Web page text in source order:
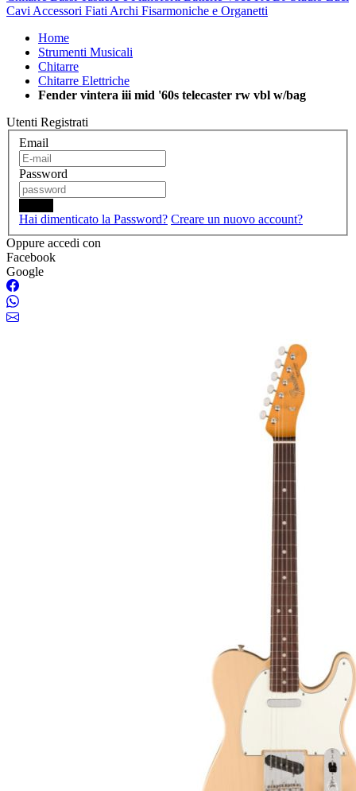
Cavi Accessori Fiati Archi Fisarmoniche e Organetti
Home
Strumenti Musicali
Chitarre
Chitarre Elettriche
Fender vintera iii mid '60s telecaster rw vbl w/bag
Utenti Registrati
Email
Password
Hai dimenticato la Password? Creare un nuovo account?
Oppure accedi con
Facebook
Google